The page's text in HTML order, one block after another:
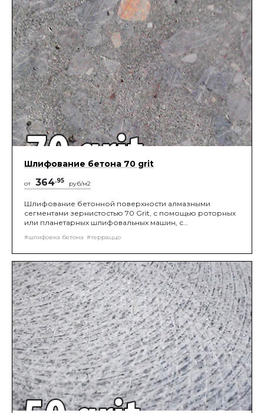
Шлифование бетона 70 grit
от 364.95 руб/м2
Шлифование бетонной поверхности алмазными
сегментами зернистостью 70 Grit, с помощью роторных
или планетарных шлифовальных машин, с
получения нужной шероховатости поверхности.
#шлифовка бетона #терраццо